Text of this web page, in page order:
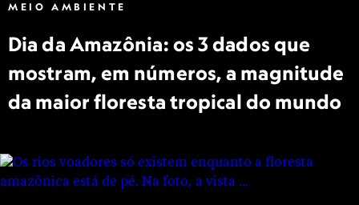
MEIO AMBIENTE
Dia da Amazônia: os 3 dados que
mostram, em números, a magnitude
da maior floresta tropical do mundo